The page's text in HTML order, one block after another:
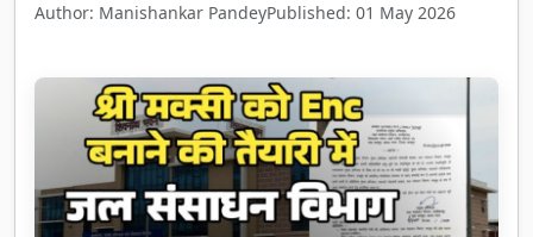
Author: Manishankar PandeyPublished: 01 May 2026